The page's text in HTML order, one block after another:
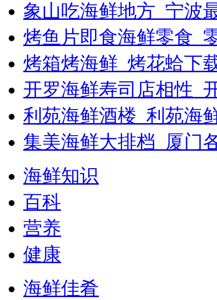
象山吃海鲜地方_宁波
烤鱼片即食海鲜零食_
烤箱烤海鲜_烤花蛤下
开罗海鲜寿司店相性_
利苑海鲜酒楼_利苑海
集美海鲜大排档_厦门
海鲜知识
百科
营养
健康
海鲜佳肴